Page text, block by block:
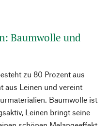
Baumwolle und
zu 80 Prozent aus
aus Leinen und vereint
Baumwolle ist
Leinen bringt seine